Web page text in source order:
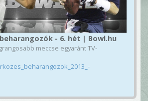
- 6. hét | Bowl.hu
meccse egyaránt TV-